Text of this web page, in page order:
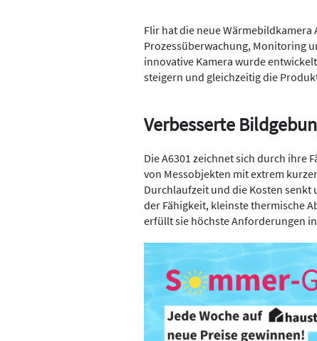
Flir hat die neue Wärmebildkamera
Prozessüberwachung, Monitoring
innovative Kamera wurde
steigern und gleichzeitig die
Verbesserte
Die A6301 zeichnet sich durch ihre
von Messobjekten mit extrem
Durchlaufzeit und die Kosten
der Fähigkeit, kleinste thermische
erfüllt sie höchste Anforderungen